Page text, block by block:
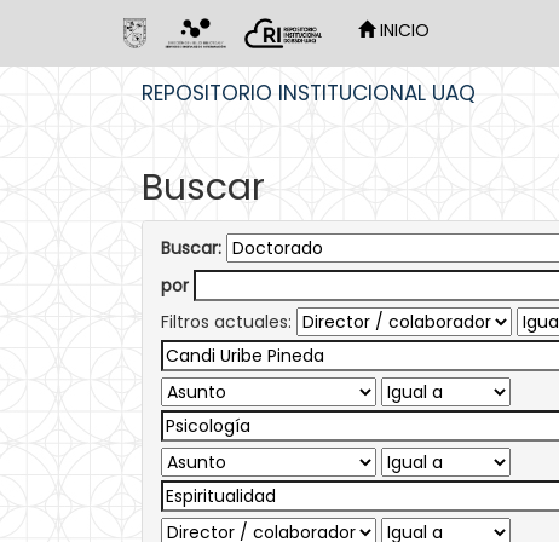
INICIO
REPOSITORIO INSTITUCIONAL UAQ
Buscar
Buscar:
por
Filtros actuales: